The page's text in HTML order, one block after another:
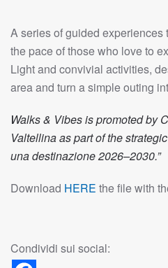
A series of guided
the pace of those who love to
Light and convivial activities,
area and turn a simple outing
Walks & Vibes is promoted by
Valtellina as part of the
una destinazione 2026–2030.”
Download HERE the file with
Condividi sui social: